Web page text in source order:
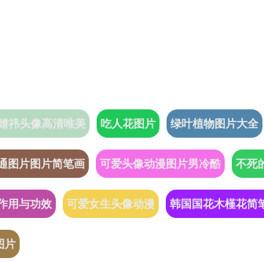
祎头像高清唯美 吃人花图片 绿叶植物图片大全
图片图片简笔画 可爱头像动漫图片男冷酷 不死
用与功效 可爱女生头像动漫 韩国国花木槿花简
片